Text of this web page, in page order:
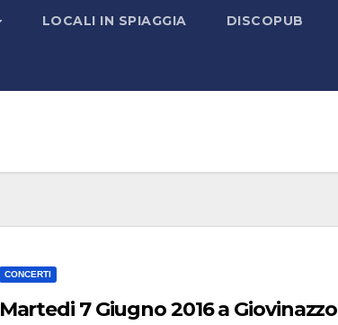
LOCALI IN SPIAGGIA DISCOPUB
CONCERTI
Martedi 7 Giugno 2016 a Giovinazzo